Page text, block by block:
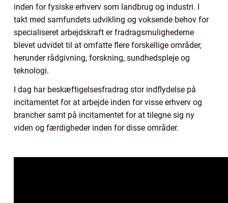
inden for fysiske erhverv som landbrug og industri. I
takt med samfundets udvikling og voksende behov for
specialiseret arbejdskraft er fradragsmulighederne
blevet udvidet til at omfatte flere forskellige områder,
herunder rådgivning, forskning, sundhedspleje og
teknologi.
I dag har beskæftigelsesfradrag stor indflydelse på
incitamentet for at arbejde inden for visse erhverv og
brancher samt på incitamentet for at tilegne sig ny
viden og færdigheder inden for disse områder.